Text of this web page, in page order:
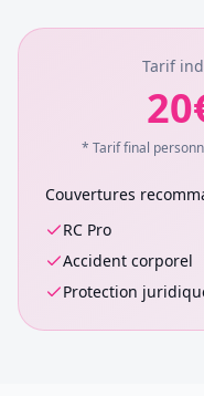
Tarif
20
* Tarif final
Couvertures
RC Pro
Accident corporel
Protection